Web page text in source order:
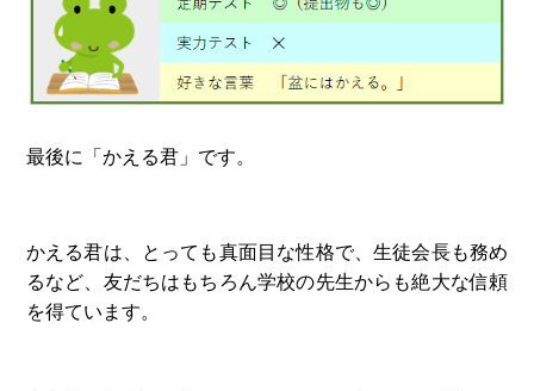
最後に「かえる君」です。
かえる君は、とっても真面目な性格で、生徒会長も務め
るなど、友だちはもちろん学校の先生からも絶大な信頼
を得ています。